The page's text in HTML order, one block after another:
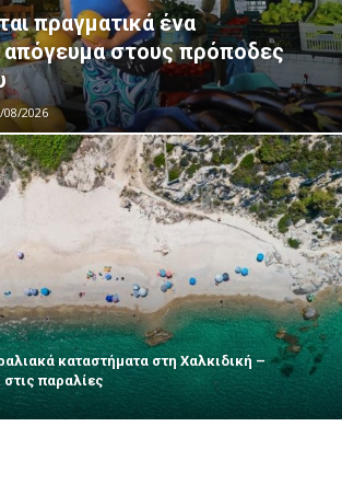
πραγματικά ένα
απόγευμα στους πρόποδες
08/2026
καταστήματα στη Χαλκιδική –
στις παραλίες